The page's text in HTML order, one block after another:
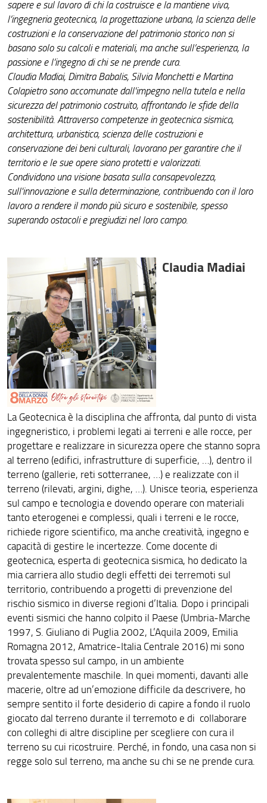
sapere e sul lavoro di chi la costruisce e la mantiene viva,
l’ingegneria geotecnica, la progettazione urbana, la scienza delle
costruzioni e la conservazione del patrimonio storico non si
basano solo su calcoli e materiali, ma anche sull’esperienza, la
passione e l’ingegno di chi se ne prende cura.
Claudia Madiai, Dimitra Babalis, Silvia Monchetti e Martina
Colapietro sono accomunate dall'impegno nella tutela e nella
sicurezza del patrimonio costruito, affrontando le sfide della
sostenibilità. Attraverso competenze in geotecnica sismica,
architettura, urbanistica, scienza delle costruzioni e
conservazione dei beni culturali, lavorano per garantire che il
territorio e le sue opere siano protetti e valorizzati.
Condividono una visione basata sulla consapevolezza,
sull'innovazione e sulla determinazione, contribuendo con il loro
lavoro a rendere il mondo più sicuro e sostenibile, spesso
superando ostacoli e pregiudizi nel loro campo.
Claudia Madiai
La Geotecnica è la disciplina che affronta, dal punto di vista
ingegneristico, i problemi legati ai terreni e alle rocce, per
progettare e realizzare in sicurezza opere che stanno sopra
al terreno (edifici, infrastrutture di superficie, …), dentro il
terreno (gallerie, reti sotterranee, …) e realizzate con il
terreno (rilevati, argini, dighe, …). Unisce teoria, esperienza
sul campo e tecnologia e dovendo operare con materiali
tanto eterogenei e complessi, quali i terreni e le rocce,
richiede rigore scientifico, ma anche creatività, ingegno e
capacità di gestire le incertezze. Come docente di
geotecnica, esperta di geotecnica sismica, ho dedicato la
mia carriera allo studio degli effetti dei terremoti sul
territorio, contribuendo a progetti di prevenzione del
rischio sismico in diverse regioni d’Italia. Dopo i principali
eventi sismici che hanno colpito il Paese (Umbria-Marche
1997, S. Giuliano di Puglia 2002, L’Aquila 2009, Emilia
Romagna 2012, Amatrice-Italia Centrale 2016) mi sono
trovata spesso sul campo, in un ambiente
prevalentemente maschile. In quei momenti, davanti alle
macerie, oltre ad un’emozione difficile da descrivere, ho
sempre sentito il forte desiderio di capire a fondo il ruolo
giocato dal terreno durante il terremoto e di collaborare
con colleghi di altre discipline per scegliere con cura il
terreno su cui ricostruire. Perché, in fondo, una casa non si
regge solo sul terreno, ma anche su chi se ne prende cura.